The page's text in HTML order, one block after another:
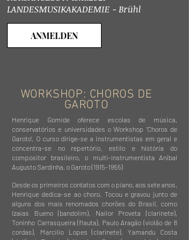
LANDESMUSIKAKADEMIE - Brühl
ANMELDEN
WORKSHOP: CHOROS DE
GAROTO
Henrique Gomide oferece escolas de música,
conservatórios e universidades o Workshop 'Choros de
Garoto'. O curso dirige-se a instrumentistas em geral e
concentra-se no repertório, estilo e história do
compositor brasileiro, o multi-instrumentista Aníbal
Augusto Sardinha, o Garoto(1915-1955)
Desde os primeiros contatos com o piano, aos sete anos,
Henrique dedica-se ao choro. Tocou e gravou junto de
alguns dos mais renomados chorões do Brasil, como
Izaias Bueno (bandolim), Nailor Proveta (clarinete),
Toninho Carrasqueira (flauta), Paulo Aragão (violão de 8
cordas), Marcílio Lopes (clarinete), Yamandu Costa